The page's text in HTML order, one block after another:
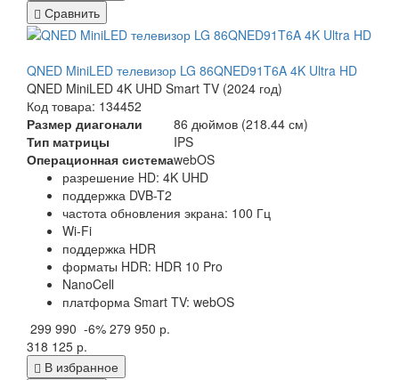
Сравнить
QNED MiniLED телевизор LG 86QNED91T6A 4K Ultra HD
QNED MiniLED 4K UHD Smart TV (2024 год)
Код товара: 134452
Размер диагонали
86 дюймов (218.44 см)
Тип матрицы
IPS
Операционная системаwebOS
разрешение HD: 4K UHD
поддержка DVB-T2
частота обновления экрана: 100 Гц
Wi-Fi
поддержка HDR
форматы HDR: HDR 10 Pro
NanoCell
платформа Smart TV: webOS
299 990 -6% 279 950 р.
318 125 р.
В избранное